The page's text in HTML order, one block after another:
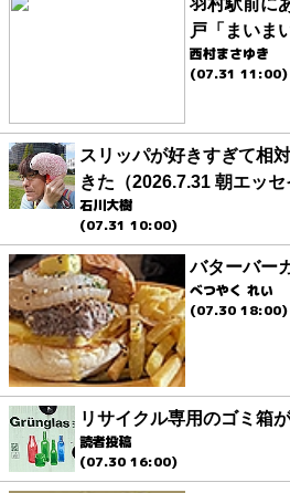
羽村駅前に
戸「まいま
西村まさゆき
(07.31 11:00)
スリッパが好きすぎて相
きた（2026.7.31 朝エッセ
石川大樹
(07.31 10:00)
バターバー
べつやく れい
(07.30 18:00)
リサイクル専用のゴミ箱
読者投稿
(07.30 16:00)